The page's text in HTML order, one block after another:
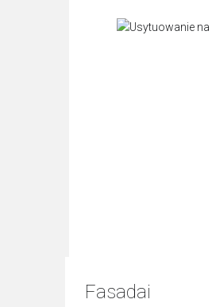
Fasadai